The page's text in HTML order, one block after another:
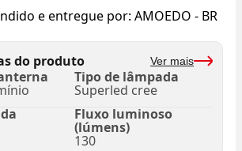
e entregue por: AMOEDO - BR
do produto Ver mais
Tipo de lâmpada
Superled cree
Fluxo luminoso
(lúmens)
130